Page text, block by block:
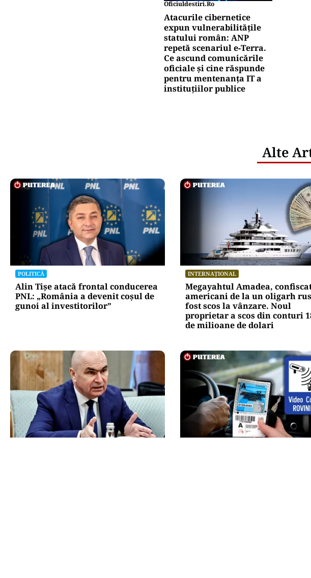
Oficiuldestiri.ro
Atacurile cibernetice
expun vulnerabilitățile
statului român: ANP
repetă scenariul e‑Terra.
Ce ascund comunicările
oficiale și cine răspunde
pentru mentenanța IT a
instituțiilor publice
Alte
POLITICĂ
Alin Tișe atacă frontal conducerea
PNL: „România a devenit coșul de
gunoi al investitorilor”
INTERNAȚIONAL
Megayahtul Amadea,
americani de la un oligarh
fost scos la vânzare. Noul
proprietar a scos din conturi
de milioane de dolari